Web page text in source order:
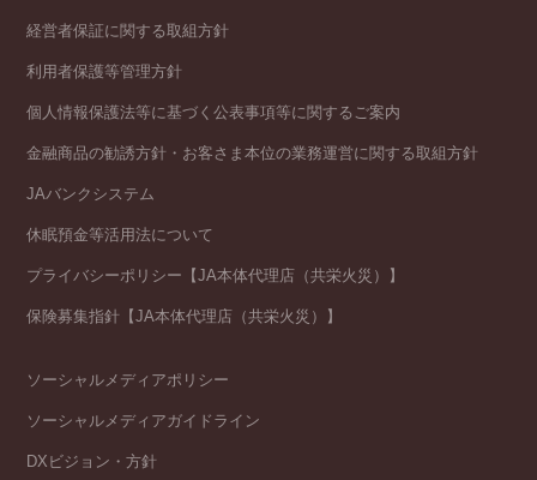
経営者保証に関する取組方針
利用者保護等管理方針
個人情報保護法等に基づく公表事項等に関するご案内
金融商品の勧誘方針・お客さま本位の業務運営に関する取組方針
JAバンクシステム
休眠預金等活用法について
プライバシーポリシー【JA本体代理店（共栄火災）】
保険募集指針【JA本体代理店（共栄火災）】
ソーシャルメディアポリシー
ソーシャルメディアガイドライン
DXビジョン・方針